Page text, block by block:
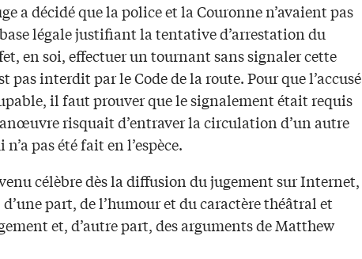
a décidé que la police et la Couronne n’avaient pas
légale justifiant la tentative d’arrestation du
en soi, effectuer un tournant sans signaler cette
pas interdit par le Code de la route. Pour que l’accusé
il faut prouver que le signalement était requis
risquait d’entraver la circulation d’un autre
pas été fait en l’espèce.
célèbre dès la diffusion du jugement sur Internet,
d’une part, de l’humour et du caractère théâtral et
et, d’autre part, des arguments de Matthew